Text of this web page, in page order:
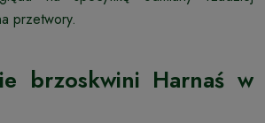
przetwory.
brzoskwini Harnaś w